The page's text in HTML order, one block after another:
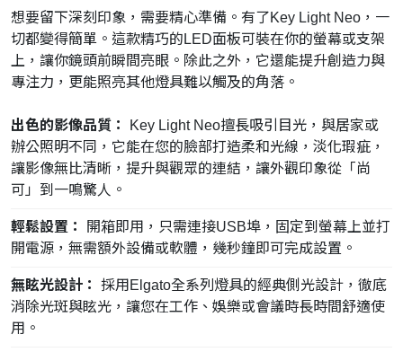
想要留下深刻印象，需要精心準備。有了Key Light Neo，一
切都變得簡單。這款精巧的LED面板可裝在你的螢幕或支架
上，讓你鏡頭前瞬間亮眼。除此之外，它還能提升創造力與
專注力，更能照亮其他燈具難以觸及的角落。
出色的影像品質：
Key Light Neo擅長吸引目光，與居家或
辦公照明不同，它能在您的臉部打造柔和光線，淡化瑕疵，
讓影像無比清晰，提升與觀眾的連結，讓外觀印象從「尚
可」到一鳴驚人。
輕鬆設置：
開箱即用，只需連接USB埠，固定到螢幕上並打
開電源，無需額外設備或軟體，幾秒鐘即可完成設置。
無眩光設計：
採用Elgato全系列燈具的經典側光設計，徹底
消除光斑與眩光，讓您在工作、娛樂或會議時長時間舒適使
用。